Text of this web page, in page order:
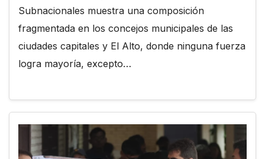
Subnacionales muestra una composición
fragmentada en los concejos municipales de las
ciudades capitales y El Alto, donde ninguna fuerza
logra mayoría, excepto…